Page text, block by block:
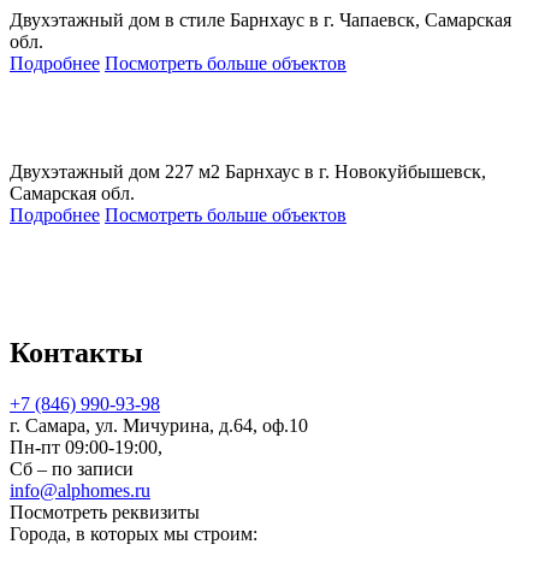
Двухэтажный дом в стиле Барнхаус в г. Чапаевск, Самарская
обл.
Подробнее Посмотреть больше объектов
Двухэтажный дом 227 м2 Барнхаус в г. Новокуйбышевск,
Самарская обл.
Подробнее Посмотреть больше объектов
Контакты
+7 (846) 990-93-98
г. Самара, ул. Мичурина, д.64, оф.10
Пн-пт 09:00-19:00,
Сб – по записи
info@alphomes.ru
Посмотреть реквизиты
Города, в которых мы строим: